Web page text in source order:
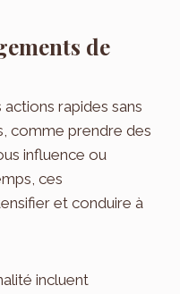
de
actions rapides sans
comme prendre des
influence ou
ces
et conduire à
incluent